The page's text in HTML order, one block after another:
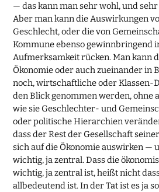
— das kann man sehr wohl, und
Aber man kann die Auswirkungen
Geschlecht, oder die von
Kommune ebenso gewinnbringend
Aufmerksamkeit rücken. Man kann
Ökonomie oder auch zueinander in
noch, wirtschaftliche oder Klassen-
den Blick genommen werden, ohne
wie sie Geschlechter- und
oder politische Hierarchien
dass der Rest der Gesellschaft
sich auf die Ökonomie auswirken —
wichtig, ja zentral. Dass die
wichtig, ja zentral ist, heißt nicht
allbedeutend ist. In der Tat ist es ja